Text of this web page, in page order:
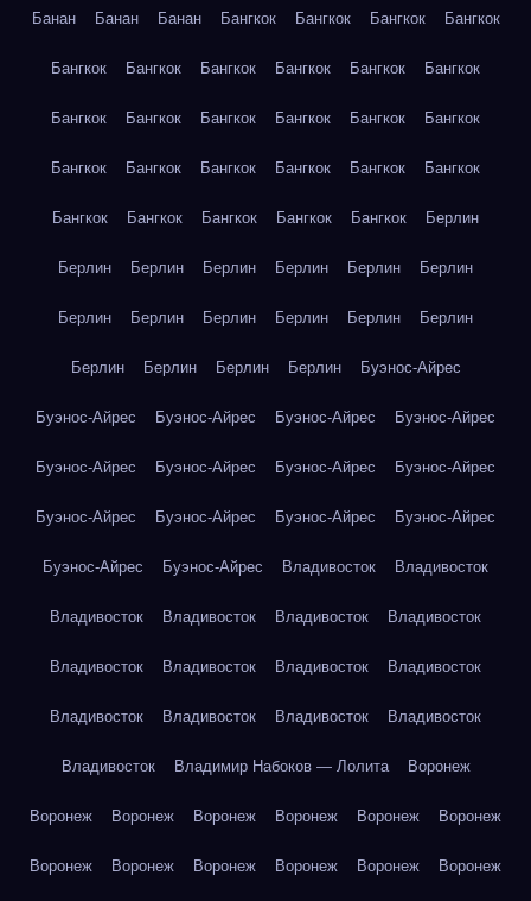
Банан Банан Банан Бангкок Бангкок Бангкок Бангкок
Бангкок Бангкок Бангкок Бангкок Бангкок Бангкок
Бангкок Бангкок Бангкок Бангкок Бангкок Бангкок
Бангкок Бангкок Бангкок Бангкок Бангкок Бангкок
Бангкок Бангкок Бангкок Бангкок Бангкок Берлин
Берлин Берлин Берлин Берлин Берлин Берлин
Берлин Берлин Берлин Берлин Берлин Берлин
Берлин Берлин Берлин Берлин Буэнос-Айрес
Буэнос-Айрес Буэнос-Айрес Буэнос-Айрес Буэнос-Айрес
Буэнос-Айрес Буэнос-Айрес Буэнос-Айрес Буэнос-Айрес
Буэнос-Айрес Буэнос-Айрес Буэнос-Айрес Буэнос-Айрес
Буэнос-Айрес Буэнос-Айрес Владивосток Владивосток
Владивосток Владивосток Владивосток Владивосток
Владивосток Владивосток Владивосток Владивосток
Владивосток Владивосток Владивосток Владивосток
Владивосток Владимир Набоков — Лолита Воронеж
Воронеж Воронеж Воронеж Воронеж Воронеж Воронеж
Воронеж Воронеж Воронеж Воронеж Воронеж Воронеж